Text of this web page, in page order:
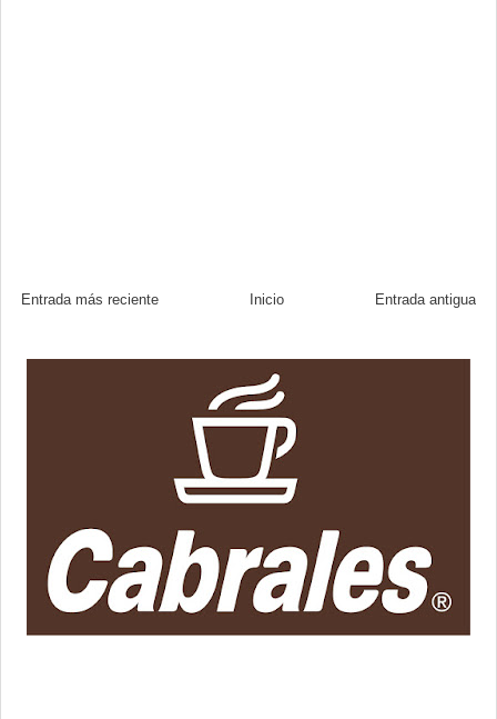
Entrada más reciente Entrada antigua
Inicio